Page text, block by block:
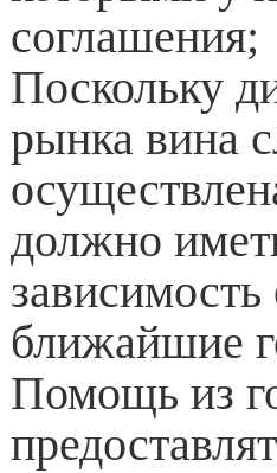
соглашения;
Поскольку
рынка вина
должно
ближайшие
Помощь из